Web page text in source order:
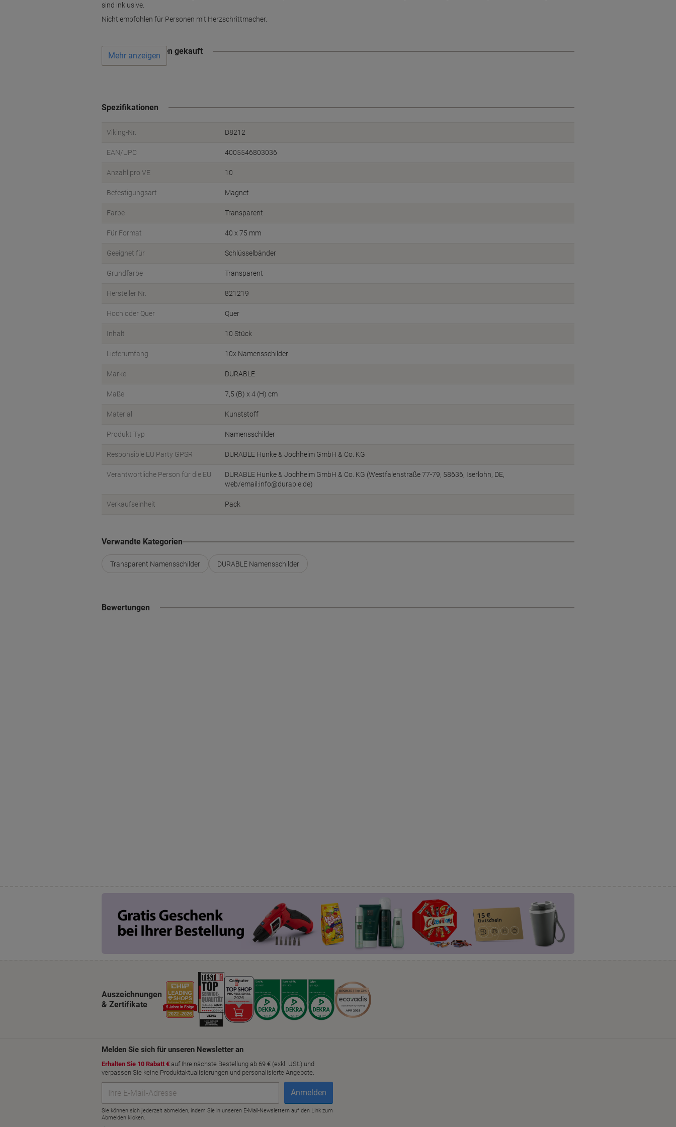
sind inklusive.
Nicht empfohlen für Personen mit Herzschrittmacher.
Wird oft zusammen gekauft
Mehr anzeigen
Spezifikationen
Viking-Nr. D8212
EAN/UPC 4005546803036
Anzahl pro VE 10
Befestigungsart Magnet
Farbe Transparent
Für Format 40 x 75 mm
Geeignet für Schlüsselbänder
Grundfarbe Transparent
Hersteller Nr. 821219
Hoch oder Quer Quer
Inhalt 10 Stück
Lieferumfang 10x Namensschilder
Marke DURABLE
Maße 7,5 (B) x 4 (H) cm
Material Kunststoff
Produkt Typ Namensschilder
Responsible EU Party GPSR DURABLE Hunke & Jochheim GmbH & Co. KG
Verantwortliche Person für die EU
DURABLE Hunke & Jochheim GmbH & Co. KG (Westfalenstraße 77-79, 58636, Iserlohn, DE,
web/email:info@durable.de)
Verkaufseinheit Pack
Verwandte Kategorien
Transparent Namensschilder DURABLE Namensschilder
Bewertungen
Auszeichnungen
& Zertifikate